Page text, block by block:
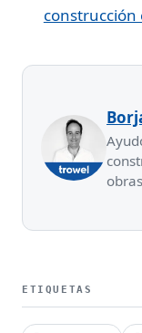
construcción
ETIQUETAS